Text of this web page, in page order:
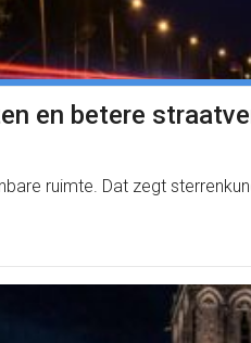
en betere
ruimte. Dat zegt